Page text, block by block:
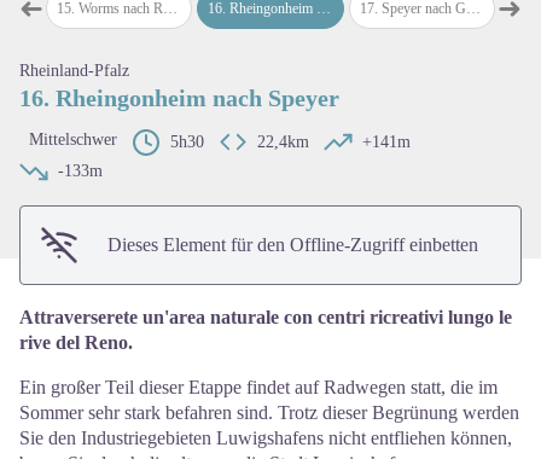
➜map.drawer.prev
15. Worms nach Rheingonheim 16.Rheingonheim nach Speyer 17. Speyer nach Gemersheim 18
➜
Rheinland-Pfalz
16. Rheingonheim nach Speyer
Mittelschwer 5h30 22,4km
+141m
-133m
Dieses Element für den Offline-Zugriff einbetten
Attraverserete un'area naturale con centri ricreativi lungo le
rive del Reno.
Ein großer Teil dieser Etappe findet auf Radwegen statt, die im
Sommer sehr stark befahren sind. Trotz dieser Begrünung werden
Sie den Industriegebieten Luwigshafens nicht entfliehen können,